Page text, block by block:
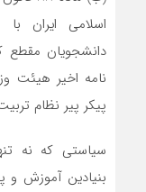
اسلامی ایران
دانشجویان مقطع
نامه اخیر هیئت
پیکر پیر نظام
سیاستی که نه
بنیادین آموزش